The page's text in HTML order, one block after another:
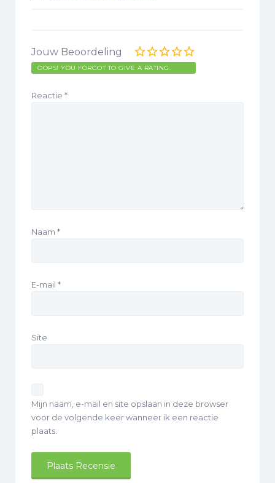
Jouw Beoordeling
OOPS! YOU FORGOT TO GIVE A RATING.
Reactie *
Naam *
E-mail *
Site
Mijn naam, e-mail en site opslaan in deze browser
voor de volgende keer wanneer ik een reactie
plaats.